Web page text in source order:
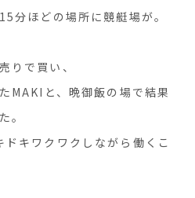
分ほどの場所に競艇場が。
りで買い、
MAKIと、晩御飯の場で結果
。
キワクワクしながら働くこ